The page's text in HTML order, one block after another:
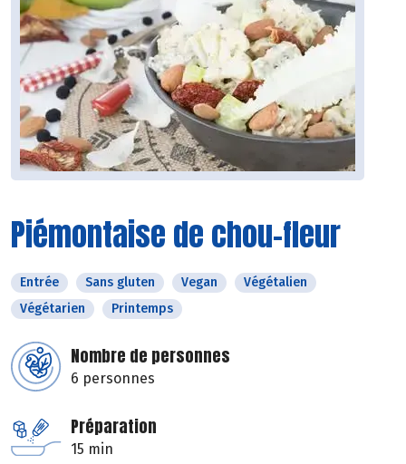
Piémontaise de chou-fleur
Entrée Sans gluten Vegan
Végétalien
Végétarien
Printemps
Nombre de personnes
6 personnes
Préparation
15 min